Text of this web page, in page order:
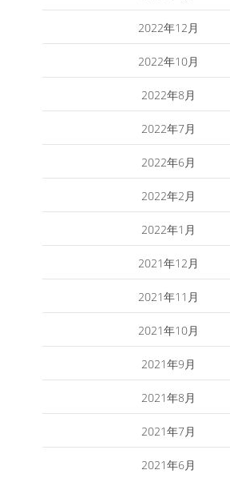
2022年12月
2022年10月
2022年8月
2022年7月
2022年6月
2022年2月
2022年1月
2021年12月
2021年11月
2021年10月
2021年9月
2021年8月
2021年7月
2021年6月